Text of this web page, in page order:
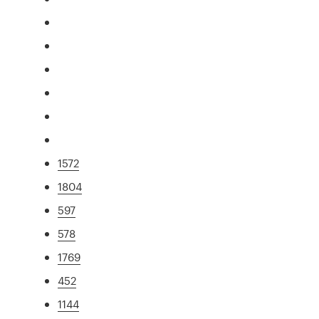
1572
1804
597
578
1769
452
1144